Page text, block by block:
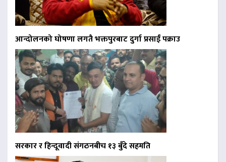
आन्दोलनको घोषणा लगतै भक्तपुरबाट दुर्गा प्रसाईं पक्राउ
सरकार र हिन्दूवादी संगठनबीच १३ बुँदे सहमति